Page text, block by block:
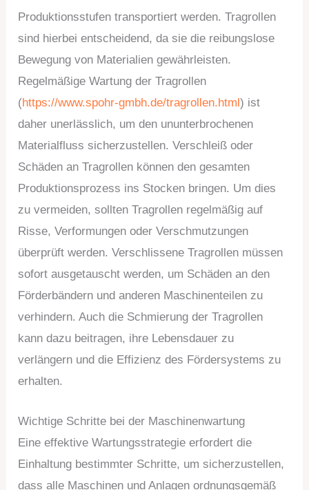
Produktionsstufen transportiert werden. Tragrollen
sind hierbei entscheidend, da sie die reibungslose
Bewegung von Materialien gewährleisten.
Regelmäßige Wartung der Tragrollen
(https://www.spohr-gmbh.de/tragrollen.html) ist
daher unerlässlich, um den ununterbrochenen
Materialfluss sicherzustellen. Verschleiß oder
Schäden an Tragrollen können den gesamten
Produktionsprozess ins Stocken bringen. Um dies
zu vermeiden, sollten Tragrollen regelmäßig auf
Risse, Verformungen oder Verschmutzungen
überprüft werden. Verschlissene Tragrollen müssen
sofort ausgetauscht werden, um Schäden an den
Förderbändern und anderen Maschinenteilen zu
verhindern. Auch die Schmierung der Tragrollen
kann dazu beitragen, ihre Lebensdauer zu
verlängern und die Effizienz des Fördersystems zu
erhalten.
Wichtige Schritte bei der Maschinenwartung
Eine effektive Wartungsstrategie erfordert die
Einhaltung bestimmter Schritte, um sicherzustellen,
dass alle Maschinen und Anlagen ordnungsgemäß